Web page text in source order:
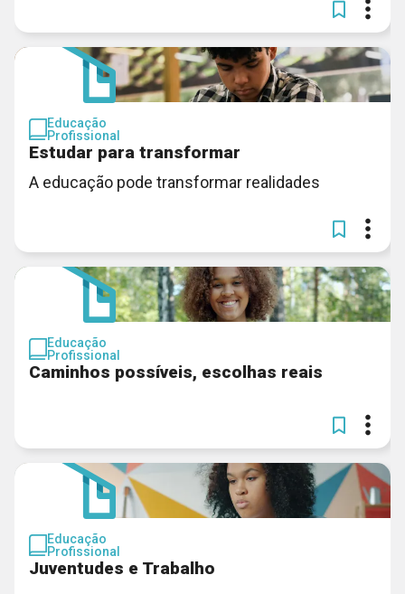
Educação
Profissional
Estudar para transformar
A educação pode transformar realidades
Educação
Profissional
Caminhos possíveis, escolhas reais
Educação
Profissional
Juventudes e Trabalho